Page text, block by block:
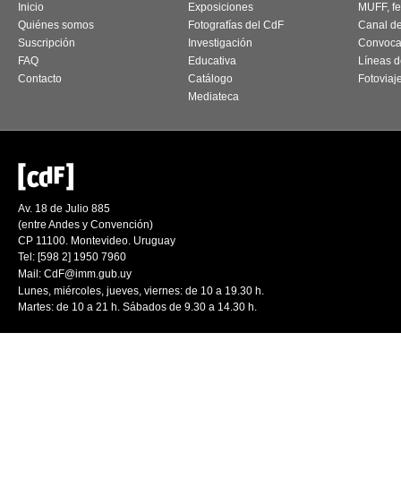
Inicio
Quiénes somos
Suscripción
FAQ
Contacto
Exposiciones
Fotografías del CdF
Investigación
Educativa
Catálogo
Mediateca
MUFF,
Canal
Líneas
Av. 18 de Julio 885
(entre Andes y Convención)
CP 11100. Montevideo. Uruguay
Tel: [598 2] 1950 7960
Mail: CdF@imm.gub.uy
Lunes, miércoles, jueves, viernes: de 10 a 19.30 h.
Martes: de 10 a 21 h. Sábados de 9.30 a 14.30 h.